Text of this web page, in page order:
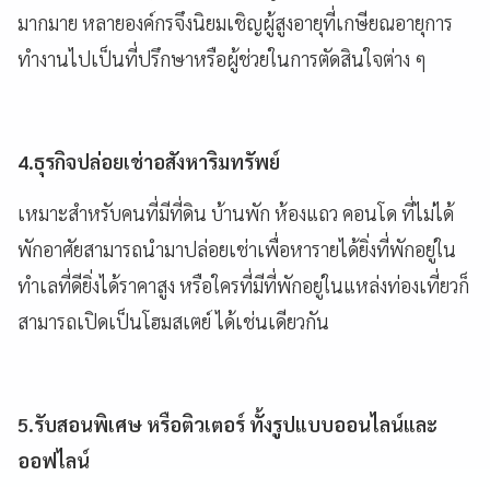
มากมาย หลายองค์กรจึงนิยมเชิญผู้สูงอายุที่เกษียณอายุการ
ทำงานไปเป็นที่ปรึกษาหรือผู้ช่วยในการตัดสินใจต่าง ๆ
4.ธุรกิจปล่อยเช่าอสังหาริมทรัพย์
เหมาะสำหรับคนที่มีที่ดิน บ้านพัก ห้องแถว คอนโด ที่ไม่ได้
พักอาศัยสามารถนำมาปล่อยเช่าเพื่อหารายได้ยิ่งที่พักอยู่ใน
ทำเลที่ดียิ่งได้ราคาสูง หรือใครที่มีที่พักอยู่ในแหล่งท่องเที่ยวก็
สามารถเปิดเป็นโฮมสเตย์ ได้เช่นเดียวกัน
5.รับสอนพิเศษ หรือติวเตอร์ ทั้งรูปแบบออนไลน์และ
ออฟไลน์